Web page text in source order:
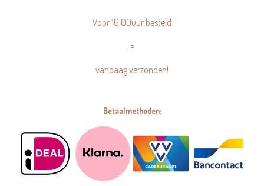
Voor 16:00uur besteld
=
vandaag verzonden!
Betaalmethoden: